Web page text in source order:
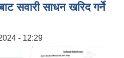
सवारी साधन खरिद गर्ने
- 12:29